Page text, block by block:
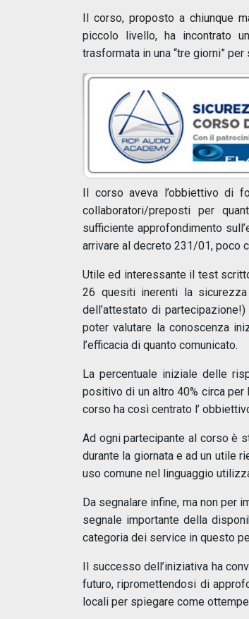
Il corso, proposto a chiunque
piccolo livello, ha incontrato
trasformata in una “tre giorni”
Il corso aveva l’obbiettivo di
collaboratori/preposti per
sufficiente approfondimento
arrivare al decreto 231/01, poco
Utile ed interessante il test
26 quesiti inerenti la
dell’attestato di
poter valutare la conoscenza
l’efficacia di quanto comunicato.
La percentuale iniziale delle
positivo di un altro 40% circa
corso ha così centrato l’
Ad ogni partecipante al corso è
durante la giornata e ad un utile
uso comune nel linguaggio
Da segnalare infine, ma non per
segnale importante della
categoria dei service in questo
Il successo dell’iniziativa ha
futuro, ripromettendosi di
locali per spiegare come